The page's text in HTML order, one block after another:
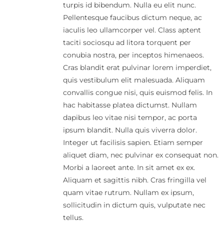
turpis id bibendum. Nulla eu elit nunc.
Pellentesque faucibus dictum neque, ac
iaculis leo ullamcorper vel. Class aptent
taciti sociosqu ad litora torquent per
conubia nostra, per inceptos himenaeos.
Cras blandit erat pulvinar lorem imperdiet,
quis vestibulum elit malesuada. Aliquam
convallis congue nisi, quis euismod felis. In
hac habitasse platea dictumst. Nullam
dapibus leo vitae nisi tempor, ac porta
ipsum blandit. Nulla quis viverra dolor.
Integer ut facilisis sapien. Etiam semper
aliquet diam, nec pulvinar ex consequat non.
Morbi a laoreet ante. In sit amet ex ex.
Aliquam et sagittis nibh. Cras fringilla vel
quam vitae rutrum. Nullam ex ipsum,
sollicitudin in dictum quis, vulputate nec
tellus.